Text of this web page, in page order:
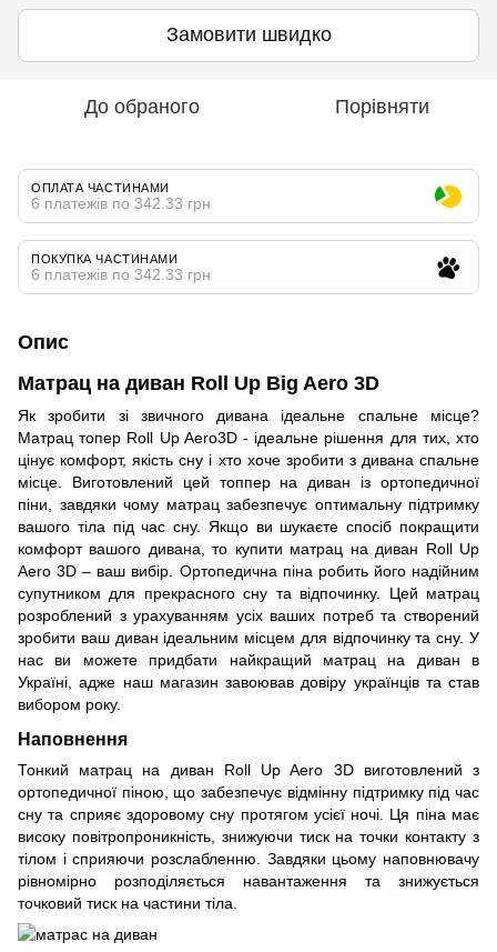
Замовити швидко
До обраного Порівняти
ОПЛАТА ЧАСТИНАМИ
6 платежів по 342.33 грн
ПОКУПКА ЧАСТИНАМИ
6 платежів по 342.33 грн
Опис
Матрац на диван Roll Up Big Aero 3D
Як зробити зі звичного дивана ідеальне спальне місце?
Матрац топер Roll Up Aero3D - ідеальне рішення для тих, хто
цінує комфорт, якість сну і хто хоче зробити з дивана спальне
місце. Виготовлений цей топпер на диван із ортопедичної
піни, завдяки чому матрац забезпечує оптимальну підтримку
вашого тіла під час сну. Якщо ви шукаєте спосіб покращити
комфорт вашого дивана, то купити матрац на диван Roll Up
Aero 3D – ваш вибір. Ортопедична піна робить його надійним
супутником для прекрасного сну та відпочинку. Цей матрац
розроблений з урахуванням усіх ваших потреб та створений
зробити ваш диван ідеальним місцем для відпочинку та сну. У
нас ви можете придбати найкращий матрац на диван в
Україні, адже наш магазин завоював довіру українців та став
вибором року.
Наповнення
Тонкий матрац на диван Roll Up Aero 3D виготовлений з
ортопедичної піною, що забезпечує відмінну підтримку під час
сну та сприяє здоровому сну протягом усієї ночі. Ця піна має
високу повітропроникність, знижуючи тиск на точки контакту з
тілом і сприяючи розслабленню. Завдяки цьому наповнювачу
рівномірно розподіляється навантаження та знижується
точковий тиск на частини тіла.